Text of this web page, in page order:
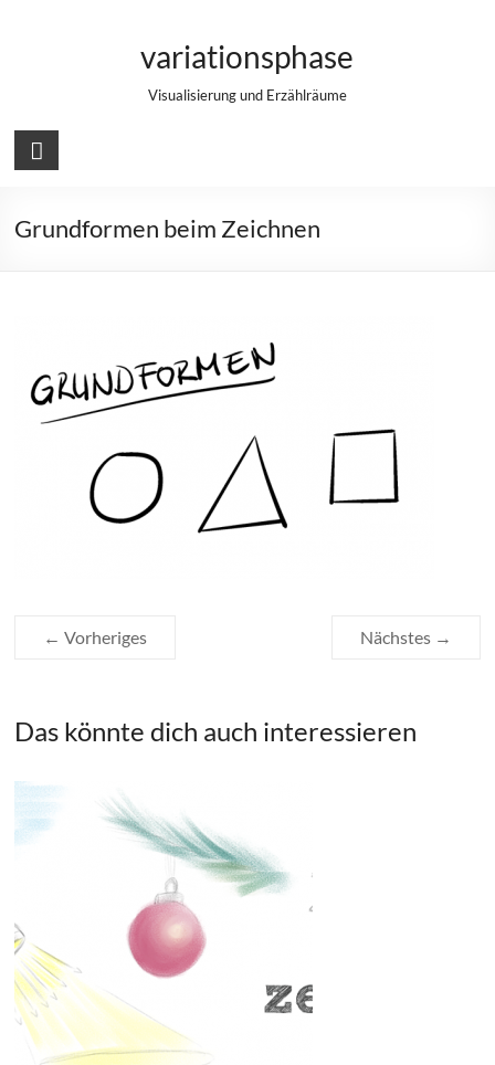
variationsphase
Visualisierung und Erzählräume
Grundformen beim Zeichnen
← Vorheriges Nächstes →
Das könnte dich auch interessieren